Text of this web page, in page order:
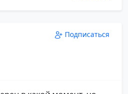
Подписаться